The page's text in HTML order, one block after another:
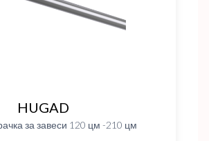
HUGAD
за завеси 120 цм -210 цм